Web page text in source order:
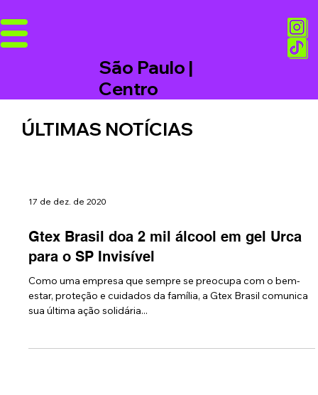
São Paulo |
Centro
ÚLTIMAS NOTÍCIAS
17 de dez. de 2020
Gtex Brasil doa 2 mil álcool em gel Urca
para o SP Invisível
Como uma empresa que sempre se preocupa com o bem-
estar, proteção e cuidados da família, a Gtex Brasil comunica
sua última ação solidária...